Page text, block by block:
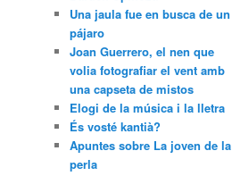
Una jaula fue en busca de un
pájaro
Joan Guerrero, el nen que
volia fotografiar el vent amb
una capseta de mistos
Elogi de la música i la lletra
És vosté kantià?
Apuntes sobre La joven de la
perla